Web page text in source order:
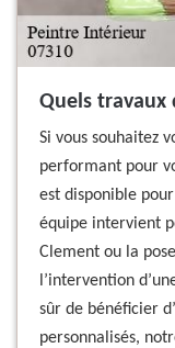
Quels travaux
Si vous souhaitez
performant pour
est disponible
équipe intervient
Clement ou la
l’intervention
sûr de bénéficier
personnalisés,